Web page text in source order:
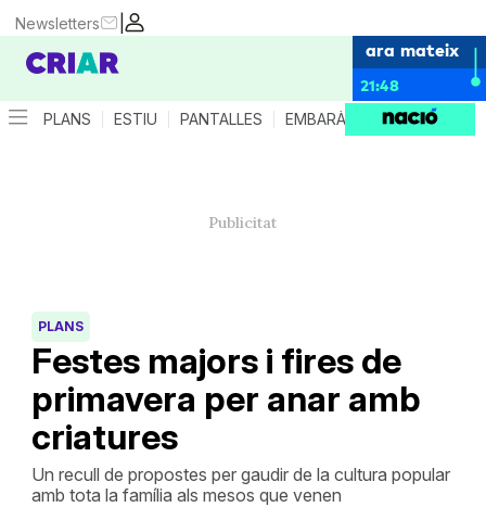
|
Newsletters
ara mateix
21:48
PLANS ESTIU PANTALLES EMBARÀS CRIANÇA
Festes majors i fires de
primavera per anar amb
criatures
PLANS
Un recull de propostes per gaudir de la cultura popular
amb tota la família als mesos que venen